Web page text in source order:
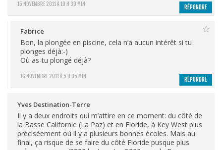
15 NOVEMBRE 2011 À 10 H 30 MIN RÉPONDRE
Fabrice
16 NOVEMBRE 2011 À 5 H 05 MIN
Bon, la plongée en piscine, cela n’a aucun intérêt si tu
plonges déjà:-)
Où as-tu plongé déjà?
RÉPONDRE
Yves Destination-Terre
Il y a deux endroits qui m’attire en ce moment: du côté de
la Basse Californie (La Paz) et en Floride, à Key West plus
préciséement où il y a plusieurs bonnes écoles. Mais au
final, ça risque de se faire du côté Floride pusque plus